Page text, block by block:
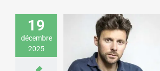
19
décembre
2025
Marc Rougé donne un
spectacle pour les
salariés de Veolia
Art & Culture